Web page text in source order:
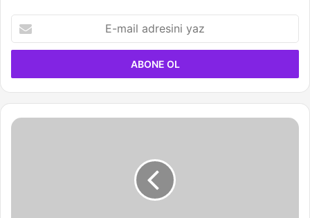
mail
adresini
Soojin